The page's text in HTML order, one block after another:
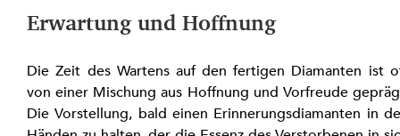
Erwartung und Hoffnung
Die Zeit des Wartens auf den fertigen Diamanten ist
von einer Mischung aus Hoffnung und Vorfreude
Die Vorstellung, bald einen Erinnerungsdiamanten in